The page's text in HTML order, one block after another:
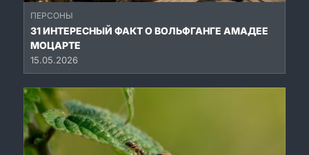
ПЕРСОНЫ
31 ИНТЕРЕСНЫЙ ФАКТ О ВОЛЬФГАНГЕ АМАДЕЕ
МОЦАРТЕ
15.05.2026